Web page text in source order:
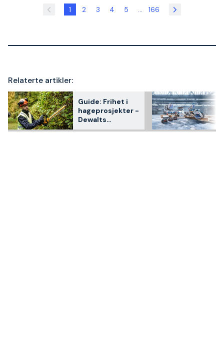
1 2 3 4 5 ... 166
Relaterte artikler:
Guide: Frihet i
hageprosjekter -
Dewalts
batteridrevne